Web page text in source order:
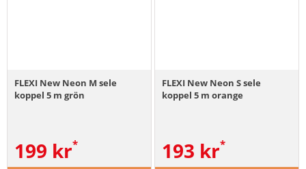
FLEXI New Neon M sele
koppel 5 m grön
199 kr
FLEXI New Neon S sele
koppel 5 m orange
193 kr